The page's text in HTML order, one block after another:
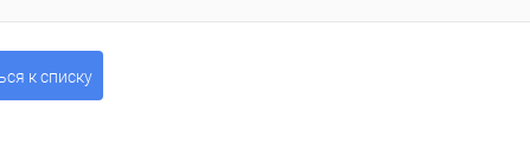
к списку